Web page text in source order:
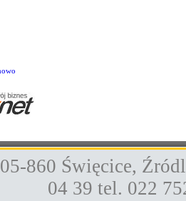
05-860 Święcice,
04 39 tel. 022